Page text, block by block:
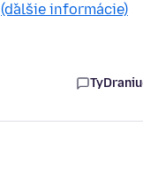
(ďalšie informácie)
TyDraniu